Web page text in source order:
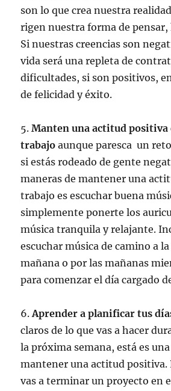
son lo que crea nuestra
rigen nuestra forma de pensar,
Si nuestras creencias son
vida será una repleta de
dificultades, si son positivos,
de felicidad y éxito.
5. Manten una actitud positiva
trabajo aunque paresca un
si estás rodeado de gente
maneras de mantener una
trabajo es escuchar buena
simplemente ponerte los
música tranquila y relajante.
escuchar música de camino a
mañana o por las mañanas
para comenzar el día cargado
6.Aprender a planificar tus
claros de lo que vas a hacer
la próxima semana, está es
mantener una actitud positiva.
vas a terminar un proyecto en